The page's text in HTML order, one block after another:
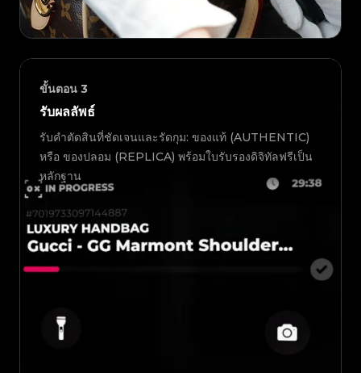
ขั้นตอน 3
รับผลลัพธ์
รับคำตัดสินที่ชัดเจนและรัดกุม: ของแท้ (AUTHENTIC)
หรือ ของปลอม (REPLICA) พร้อมใบรับรองดิจิทัลฟรีเป็น
หลักฐาน